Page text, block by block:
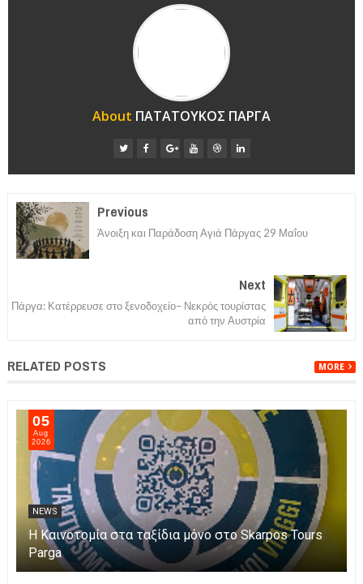
About ΠΑΤΑΤΟΥΚΟΣ ΠΑΡΓΑ
Previous
Άνοιξη και Παράδοση Αγιά Πάργας 29 Μαΐου
Next
Πάργα: Κατέρρευσε στο ξενοδοχείο– Νεκρός τουρίστας
από την Αυστρία
RELATED POSTS MORE
06
Aug
2026
NEWS
Η Πάργα τίμησε τη Μεταμόρφωση του Κυρίου